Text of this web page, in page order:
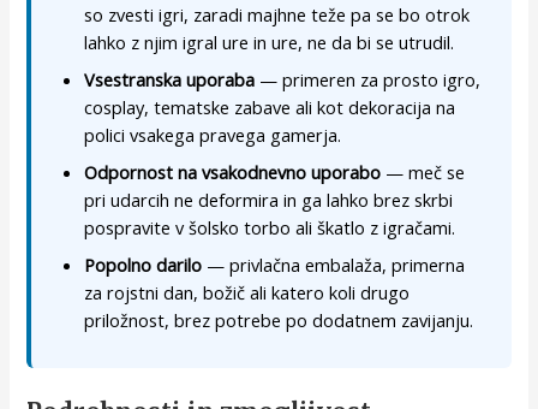
so zvesti igri, zaradi majhne teže pa se bo otrok
lahko z njim igral ure in ure, ne da bi se utrudil.
Vsestranska uporaba — primeren za prosto igro,
cosplay, tematske zabave ali kot dekoracija na
polici vsakega pravega gamerja.
Odpornost na vsakodnevno uporabo — meč se
pri udarcih ne deformira in ga lahko brez skrbi
pospravite v šolsko torbo ali škatlo z igračami.
Popolno darilo — privlačna embalaža, primerna
za rojstni dan, božič ali katero koli drugo
priložnost, brez potrebe po dodatnem zavijanju.